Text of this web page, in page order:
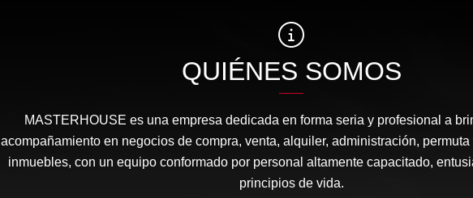
QUIÉNES SOMOS
MASTERHOUSE es una empresa dedicada en forma seria y profesional a
acompañamiento en negocios de compra, venta, alquiler, administración,
inmuebles, con un equipo conformado por personal altamente capacitado,
principios de vida.